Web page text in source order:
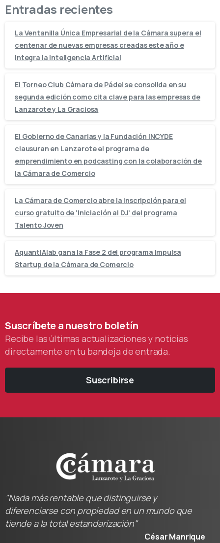
Entradas recientes
La Ventanilla Única Empresarial de la Cámara supera el
centenar de nuevas empresas creadas este año e
integra la Inteligencia Artificial
El Torneo Club Cámara de Pádel se consolida en su
segunda edición como cita clave para las empresas de
Lanzarote y La Graciosa
El Gobierno de Canarias y la Fundación INCYDE
clausuran en Lanzarote el programa de
emprendimiento en podcasting con la colaboración de
la Cámara de Comercio
La Cámara de Comercio abre la inscripción para el
curso gratuito de ‘Iniciación al DJ’ del programa
Talento Joven
AquantIAlab gana la Fase 2 del programa Impulsa
Startup de la Cámara de Comercio
Suscríbeteanuestro boletín
Recibe las últimas actualizaciones y noticias
directamente en tu bandeja de entrada.
Suscribirse
"Nada más rentable que distinguirse y
diferenciarse con propiedad en un mundo que
tiende a la total estandarización"
César Manrique